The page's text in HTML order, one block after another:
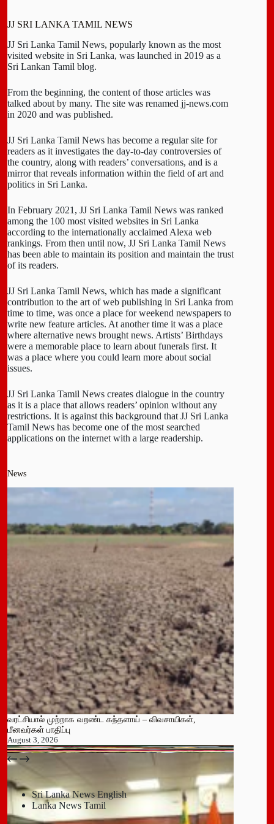
JJ SRI LANKA TAMIL NEWS
JJ Sri Lanka Tamil News, popularly known as the most
visited website in Sri Lanka, was launched in 2019 as a
Sri Lankan Tamil blog.
From the beginning, the content of those articles was
talked about by many. The site was renamed jj-news.com
in 2020 and was published.
JJ Sri Lanka Tamil News has become a regular site for
readers as it investigates the day-to-day controversies of
the country, along with readers’ conversations, and is a
mirror that reveals information within the field of art and
politics in Sri Lanka.
In February 2021, JJ Sri Lanka Tamil News was ranked
among the 100 most visited websites in Sri Lanka
according to the internationally acclaimed Alexa web
rankings. From then until now, JJ Sri Lanka Tamil News
has been able to maintain its position and maintain the trust
of its readers.
JJ Sri Lanka Tamil News, which has made a significant
contribution to the art of web publishing in Sri Lanka from
time to time, was once a place for weekend newspapers to
write new feature articles. At another time it was a place
where alternative news brought news. Artists’ Birthdays
were a memorable place to learn about funerals first. It
was a place where you could learn more about social
issues.
JJ Sri Lanka Tamil News creates dialogue in the country
as it is a place that allows readers’ opinion without any
restrictions. It is against this background that JJ Sri Lanka
Tamil News has become one of the most searched
applications on the internet with a large readership.
News
வரட்சியால் முற்றாக வறண்ட கந்தளாய் – விவசாயிகள்,
மீனவர்கள் பாதிப்பு
August 3, 2026
பதுளை மாநகர சபையின் NPP உறுப்பினர் திடீர் ராஜினாமா!
July 14, 2026
Sri Lanka News English
Lanka News Tamil